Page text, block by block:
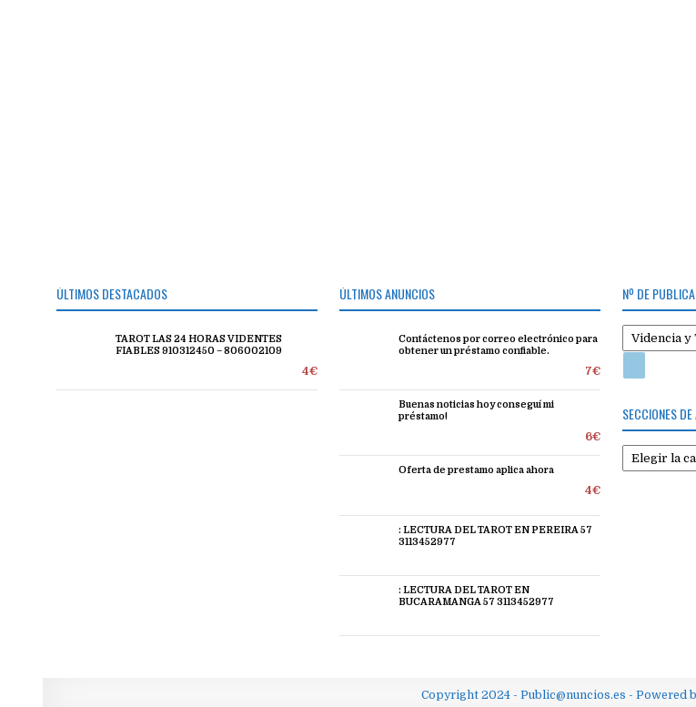
ÚLTIMOS DESTACADOS
TAROT LAS 24 HORAS VIDENTES
FIABLES 910312450 – 806002109
4€
ÚLTIMOS ANUNCIOS
Contáctenos por correo electrónico para
obtener un préstamo confiable.
7€
Buenas noticias hoy conseguí mi
préstamo!
6€
Oferta de prestamo aplica ahora
4€
: LECTURA DEL TAROT EN PEREIRA 57
3113452977
: LECTURA DEL TAROT EN
BUCARAMANGA 57 3113452977
Nº DE
SECCIONES
Secciones
de
Copyright 2024 - Public@nuncios.es - Powered